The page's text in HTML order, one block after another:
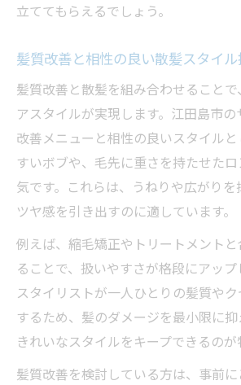
立ててもらえるでしょう。
髪質改善と相性の良い散髪スタイ
髪質改善と散髪を組み合わせること
アスタイルが実現します。江田島市
改善メニューと相性の良いスタイル
すいボブや、毛先に重さを持たせた
気です。これらは、うねりや広がり
ツヤ感を引き出すのに適しています。
例えば、縮毛矯正やトリートメント
ることで、扱いやすさが格段にアップ
スタイリストが一人ひとりの髪質や
するため、髪のダメージを最小限に
きれいなスタイルをキープできるのが
髪質改善を検討している方は、事前